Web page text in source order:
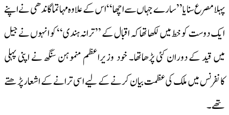
پہلا مصرع سنایا’’سارے جہاں سے اچھا‘‘ اس کے علاوہ مہاتما گاندھی نے اپنے
ایک دوست کو خط میں لکھا تھا کہ اقبال کے ’’ترانہ ہندی‘‘ کو انہوں نے جیل
میں قید کے دوران کئی پڑھاتھا۔ خود وزیراعظم منموہن سنگھ نے اپنی پہلی
کانفرنس میں ملک کی عظمت بیان کرنے کے لیے اسی ترانے کے اشعار پڑھتے
تھے۔